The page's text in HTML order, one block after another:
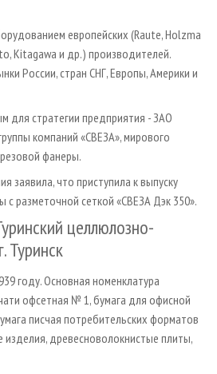
европейских (Raute, Holzma
Kitagawa и др.) производителей.
России, стран СНГ, Европы, Америки и
для стратегии предприятия - ЗАО
компаний «СВЕЗА», мирового
фанеры.
заявила, что приступила к выпуску
разметочной сеткой «СВЕЗА Дэк 350».
целлюлозно-
Туринск
году. Основная номенклатура
офсетная № 1, бумага для офисной
писчая потребительских форматов
древесно­волокнистые плиты,